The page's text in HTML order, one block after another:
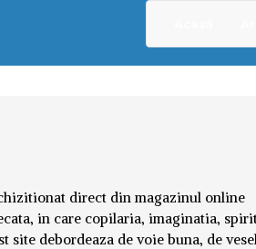
direct din magazinul online
in care copilaria, imaginatia,
site debordeaza de voie buna, de